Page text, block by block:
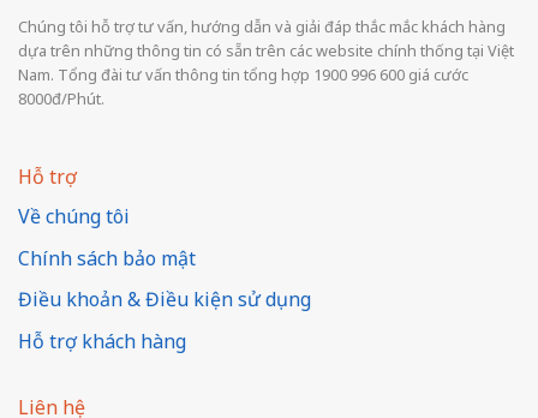
Chúng tôi hỗ trợ tư vấn, hướng dẫn và giải đáp thắc mắc khách hàng
dựa trên những thông tin có sẵn trên các website chính thống tại Việt
Nam. Tổng đài tư vấn thông tin tổng hợp 1900 996 600 giá cước
8000đ/Phút.
Hỗ trợ
Về chúng tôi
Chính sách bảo mật
Điều khoản & Điều kiện sử dụng
Hỗ trợ khách hàng
Liên hệ